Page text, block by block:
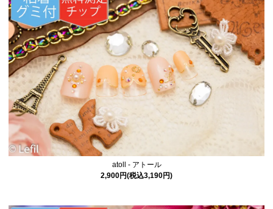
atoll - アトール
2,900円(税込3,190円)